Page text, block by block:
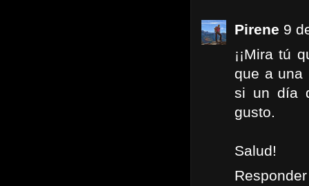
Pirene 9
¡¡Mira tú
que a una
si un día
gusto.
Salud!
Responder